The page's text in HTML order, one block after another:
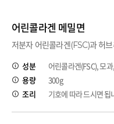
어린콜라겐 메밀면
저분자 어린콜라겐(FSC)과 허
성분
어린콜라겐(FSC), 모
용량
300g
조리
기호에 따라 드시면 됩